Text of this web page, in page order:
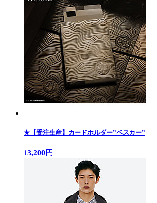
★【受注生産】カードホルダー”ベスカー”
13,200円